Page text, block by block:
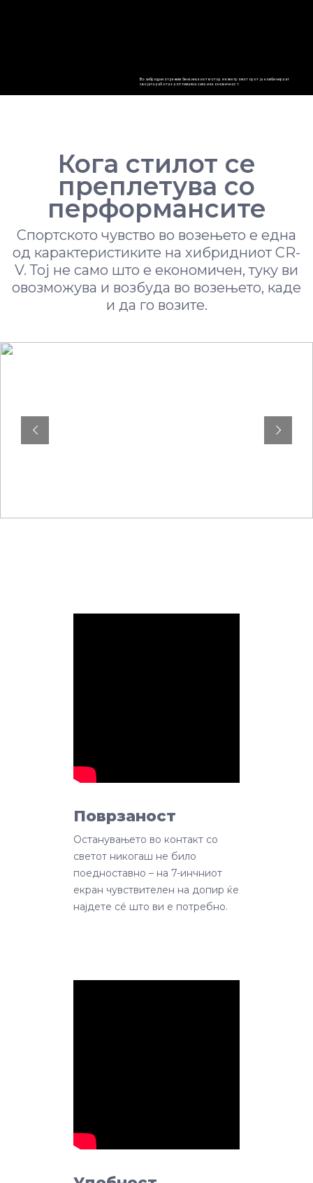
Во хибридниот режим бензинскиот мотор и електромоторот ја комбинираат
својата работа за оптимална сила и економичност.
Кога стилот се
преплетува со
перформансите
Спортското чувство во возењето е една
од карактеристиките на хибридниот CR-
V. Тој не само што е економичен, туку ви
овозможува и возбуда во возењето, каде
и да го возите.
Поврзаност
Останувањето во контакт со
светот никогаш не било
поедноставно – на 7-инчниот
екран чувствителен на допир ќе
најдете сé што ви е потребно.